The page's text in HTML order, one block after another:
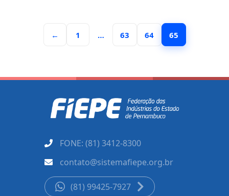
← 1 … 63 64 65
FONE: (81) 3412-8300
contato@sistemafiepe.org.br
(81) 99425-7927